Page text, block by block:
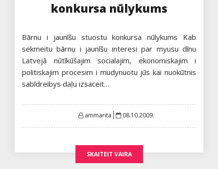
konkursa nūlykums
Bārnu i jaunīšu stuostu konkursa nūlykums Kab
sekmeitu bārnu i jaunīšu interesi par myusu dīnu
Latvejā nūtīkūšajim socialajim, ekonomiskajim i
politiskajim procesim i mudynuotu jūs kai nuokūtnis
sabīdreibys daļu izsaceit…
ammarita
Posted
08.10.2009.
SKAITEIT VAIRA